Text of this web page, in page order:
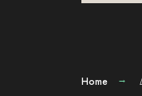
Home